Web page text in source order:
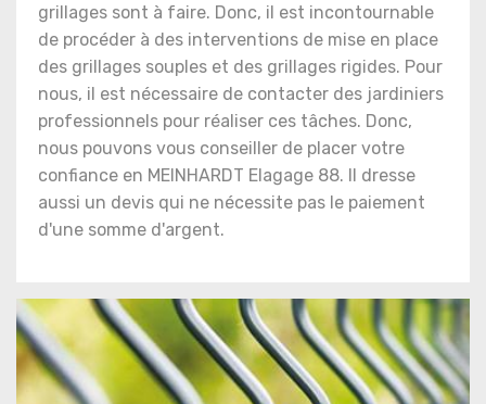
grillages sont à faire. Donc, il est incontournable
de procéder à des interventions de mise en place
des grillages souples et des grillages rigides. Pour
nous, il est nécessaire de contacter des jardiniers
professionnels pour réaliser ces tâches. Donc,
nous pouvons vous conseiller de placer votre
confiance en MEINHARDT Elagage 88. Il dresse
aussi un devis qui ne nécessite pas le paiement
d'une somme d'argent.